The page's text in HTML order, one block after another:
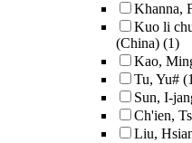
Khanna,
Kuo li
(China) (1)
Kao,
Tu, Yu#
Sun, I-
Ch'ien,
Liu,